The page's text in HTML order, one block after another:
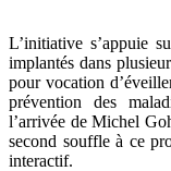
L’initiative s’appuie
implantés dans
pour vocation
prévention des
l’arrivée de Michel
second souffle à ce
interactif.